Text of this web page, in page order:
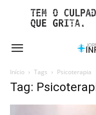
Início Tags Psicoterapia
Tag: